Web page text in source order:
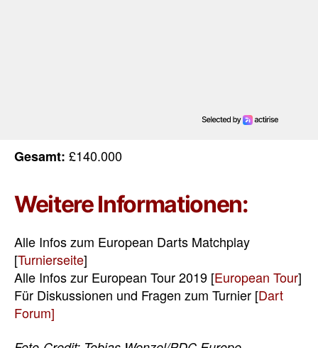
Gesamt: £140.000
Weitere Informationen:
Alle Infos zum European Darts Matchplay
[Turnierseite]
Alle Infos zur European Tour 2019 [European Tour]
Für Diskussionen und Fragen zum Turnier [Dart
Forum]